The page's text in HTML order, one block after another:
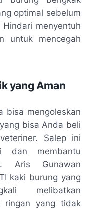
optimal sebelum
menyentuh
untuk mencegah
yang Aman
bisa mengoleskan
bisa Anda beli
Salep ini
dan membantu
Aris Gunawan
kaki burung yang
melibatkan
ringan yang tidak